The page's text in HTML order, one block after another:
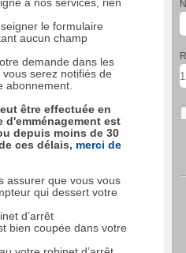
le formulaire
aucun champ
demande dans les
serez notifiés de
abonnement.
être effectuée en
d'emménagement est
depuis moins de 30
ces délais, merci de
assurer que vous vous
qui dessert votre
d’arrêt
bien coupée dans votre